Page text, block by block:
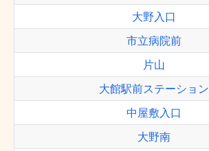
大野入口
市立病院前
片山
大館駅前ステーション
中屋敷入口
大野南